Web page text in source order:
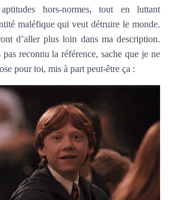
hors-normes, tout en luttant
maléfique qui veut détruire le monde.
d’aller plus loin dans ma description.
reconnu la référence, sache que je ne
pour toi, mis à part peut-être ça :